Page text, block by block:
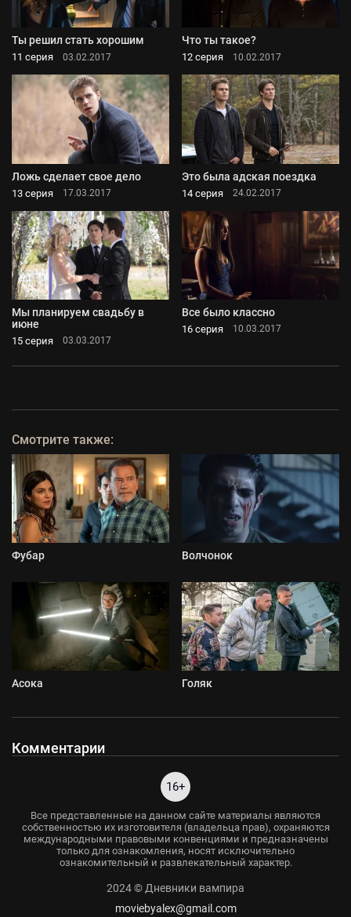
Ты решил стать хорошим
11 серия 03.02.2017
Что ты такое?
12 серия 10.02.2017
Ложь сделает свое дело
13 серия 17.03.2017
Это была адская поездка
14 серия 24.02.2017
Мы планируем свадьбу в
июне
15 серия 03.03.2017
Все было классно
16 серия 10.03.2017
Смотрите также:
Фубар Волчонок
Асока Голяк
Комментарии
16+
Все представленные на данном сайте материалы являются
собственностью их изготовителя (владельца прав), охраняются
международными правовыми конвенциями и предназначены
только для ознакомления, носят исключительно
ознакомительный и развлекательный характер.
2024 © Дневники вампира
moviebyalex@gmail.com